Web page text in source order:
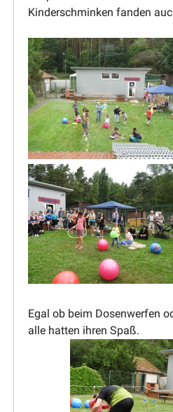
Kinder­schminken fanden
Egal ob beim Dosen­werfen
alle hatten ihren Spaß.